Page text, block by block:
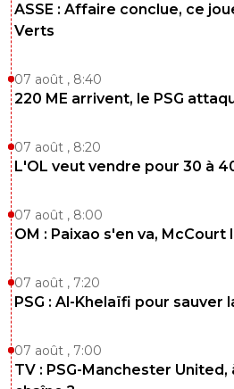
ASSE : Affaire conclue, ce
Verts
07 août , 8:40
220 ME arrivent, le PSG
07 août , 8:20
L'OL veut vendre pour 30 à
07 août , 8:00
OM : Paixao s'en va,
07 août , 7:20
PSG : Al-Khelaïfi pour sauver
07 août , 7:00
TV : PSG-Manchester